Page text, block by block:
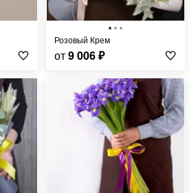
Розовый Крем
от9 006₽